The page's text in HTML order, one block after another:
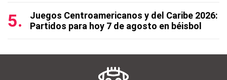
Juegos Centroamericanos y del Caribe 2026:
Partidos para hoy 7 de agosto en béisbol